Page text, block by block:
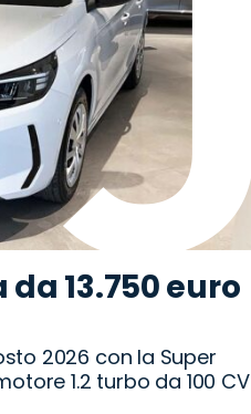
13.750 euro
2026 con la Super
1.2 turbo da 100 CV